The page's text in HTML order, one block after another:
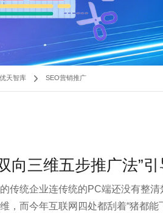
优天智库 SEO营销推广
向三维五步推广法”
传统企业连传统的PC端还没有整
，而今年互联网四处都刮着“猪都